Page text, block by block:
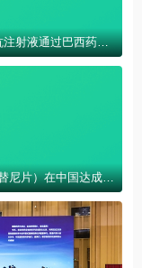
再获PIC/S GMP证书：迈威生物两款地舒单抗注射液通过巴西药监机构GMP现场检查
信达生物与第一三共关于维复泰®（盐酸奎扎替尼片）在中国达成商业化合作